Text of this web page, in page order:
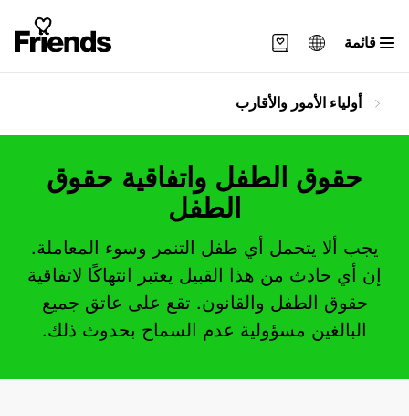
Svenska
العربية
قائمة
أولياء الأمور والأقارب
حقوق الطفل واتفاقية حقوق
الطفل
يجب ألا يتحمل أي طفل التنمر وسوء المعاملة.
إن أي حادث من هذا القبيل يعتبر انتهاكًا لاتفاقية
حقوق الطفل والقانون. تقع على عاتق جميع
البالغين مسؤولية عدم السماح بحدوث ذلك.